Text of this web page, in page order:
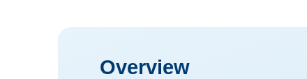
Overview